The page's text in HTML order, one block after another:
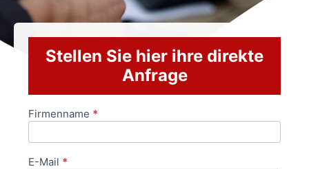
Stellen Sie hier ihre direkte
Anfrage
Anfrageformular
Firmenname *
E-Mail *